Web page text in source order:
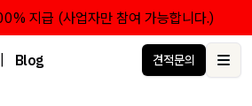
지급 (사업자만 참여 가능합니다.)
유율 1위 브랜드 한성쇼케이스
Blog 견적문의